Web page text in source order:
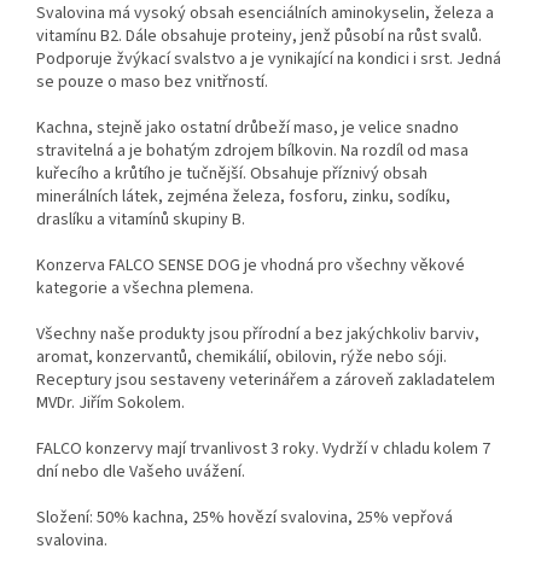
Svalovina má vysoký obsah esenciálních aminokyselin, železa a
vitamínu B2. Dále obsahuje proteiny, jenž působí na růst svalů.
Podporuje žvýkací svalstvo a je vynikající na kondici i srst. Jedná
se pouze o maso bez vnitřností.
Kachna, stejně jako ostatní drůbeží maso, je velice snadno
stravitelná a je bohatým zdrojem bílkovin. Na rozdíl od masa
kuřecího a krůtího je tučnější. Obsahuje příznivý obsah
minerálních látek, zejména železa, fosforu, zinku, sodíku,
draslíku a vitamínů skupiny B.
Konzerva FALCO SENSE DOG je vhodná pro všechny věkové
kategorie a všechna plemena.
Všechny naše produkty jsou přírodní a bez jakýchkoliv barviv,
aromat, konzervantů, chemikálií, obilovin, rýže nebo sóji.
Receptury jsou sestaveny veterinářem a zároveň zakladatelem
MVDr. Jiřím Sokolem.
FALCO konzervy mají trvanlivost 3 roky. Vydrží v chladu kolem 7
dní nebo dle Vašeho uvážení.
Složení: 50% kachna, 25% hovězí svalovina, 25% vepřová
svalovina.